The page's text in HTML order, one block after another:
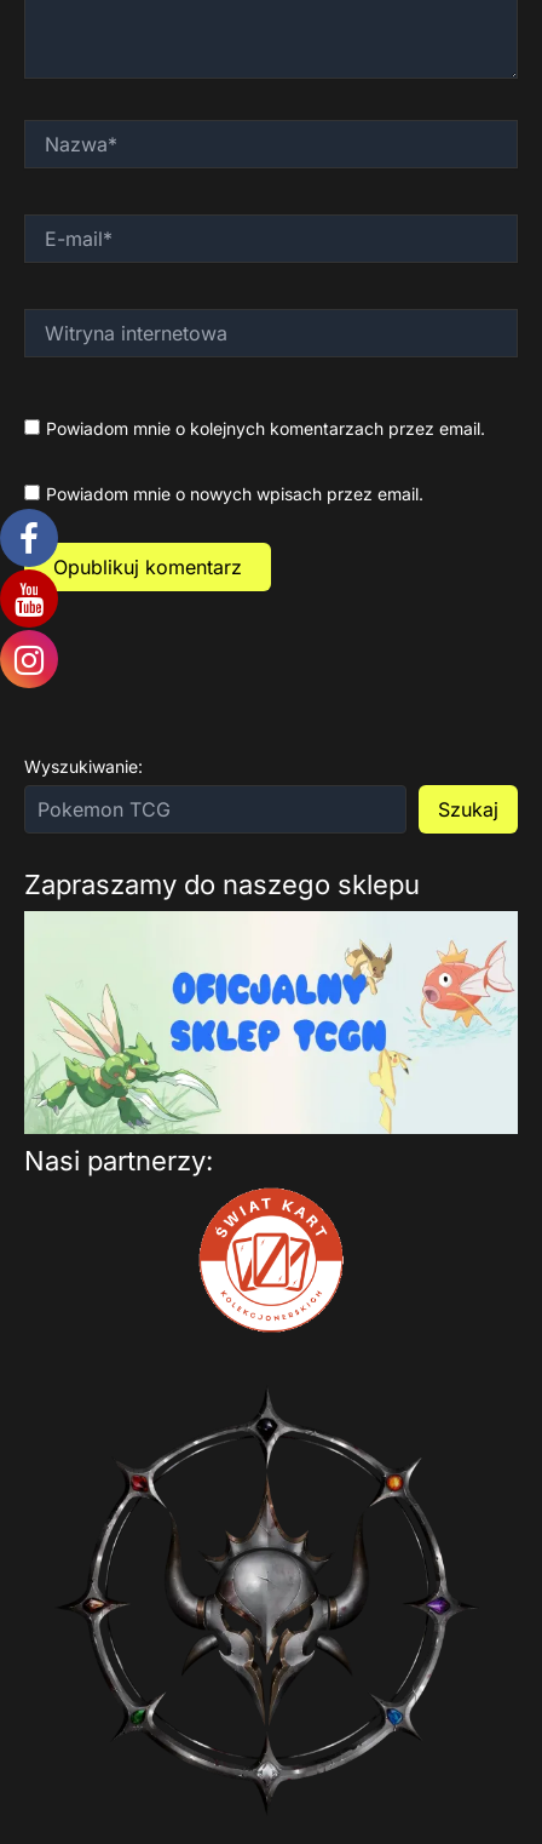
mail*
internetowa
Powiadom mnie o kolejnych komentarzach przez email.
Powiadom mnie o nowych wpisach przez email.
Wyszukiwanie:
Szukaj
Zapraszamy do naszego sklepu
Nasi partnerzy: